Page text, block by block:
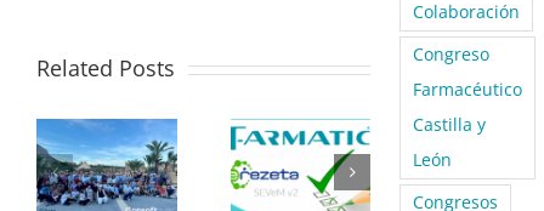
Related Posts
Colaboración
Congreso
Farmacéutico
Castilla y
León
Congresos